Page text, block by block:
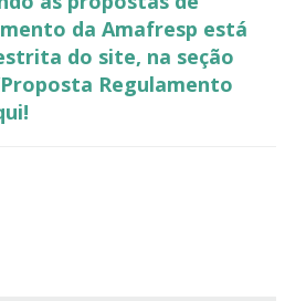
da Amafresp está
do site, na seção
Regulamento